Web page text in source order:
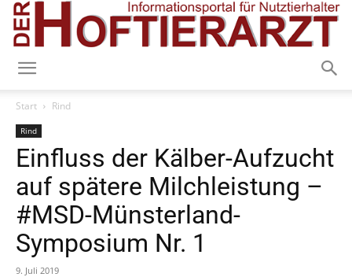
Start Rind
Rind
Einfluss der Kälber-Aufzucht
auf spätere Milchleistung –
#MSD-Münsterland-
Symposium Nr. 1
9. Juli 2019